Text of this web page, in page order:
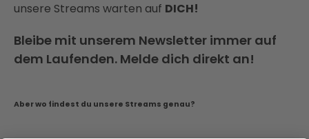
unsere Streams warten auf DICH!
Bleibe mit unserem Newsletter immer auf
dem Laufenden. Melde dich direkt an!
Aber wo findest du unsere Streams genau?